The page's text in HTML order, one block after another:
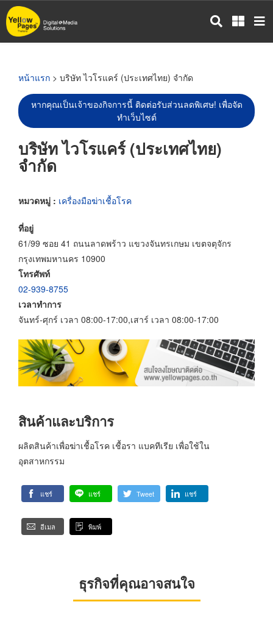
ข้าม
ไป
หน้าแรก > บริษัท ไวโรแคร์ (ประเทศไทย) จำกัด
หากคุณเป็นเจ้าของกิจการนี้ ติดต่อรับส่วนลดพิเศษ! เพื่อจัด
ทำเว็บไซต์
บริษัท ไวโรแคร์ (ประเทศไทย)
จำกัด
หมวดหมู่ : เครื่องมือฆ่าเชื้อโรค
ที่อยู่
61/99 ซอย 41 ถนนลาดพร้าว แขวงจันทรเกษม เขตจตุจักร
กรุงเทพมหานคร 10900
โทรศัพท์
02-939-8755
เวลาทำการ
จันทร์-ศุกร์ เวลา 08:00-17:00,เสาร์ เวลา 08:00-17:00
สินค้าและบริการ
ผลิตสินค้าเพื่อฆ่าเชื้อโรค เชื้อรา แบคทีเรีย เพื่อใช้ใน
อุตสาหกรรม
แชร์ แชร์ Tweet แชร์
อีเมล พิมพ์
ธุรกิจที่คุณอาจสนใจ